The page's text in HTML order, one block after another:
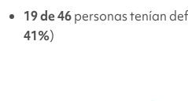
19 de 46personas tenían
41%)